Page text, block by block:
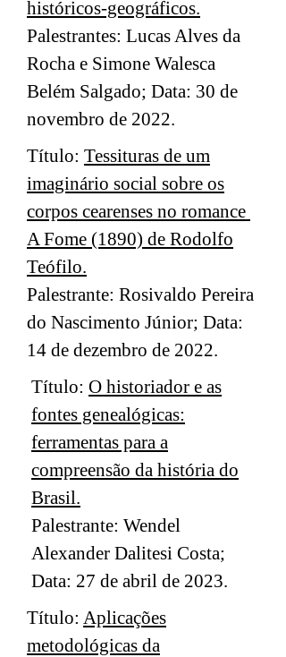
históricos-geográficos.
Palestrantes: Lucas Alves da
Rocha e Simone Walesca
Belém Salgado; Data: 30 de
novembro de 2022.
Título: Tessituras de um
imaginário social sobre os
corpos cearenses no romance
A Fome (1890) de Rodolfo
Teófilo.
Palestrante: Rosivaldo Pereira
do Nascimento Júnior; Data:
14 de dezembro de 2022.
Título: O historiador e as
fontes genealógicas:
ferramentas para a
compreensão da história do
Brasil.
Palestrante: Wendel
Alexander Dalitesi Costa;
Data: 27 de abril de 2023.
Título: Aplicações
metodológicas da